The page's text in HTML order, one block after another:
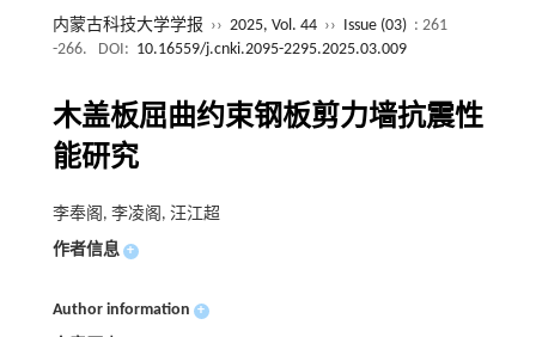
内蒙古科技大学学报 ›› 2025, Vol. 44 ›› Issue (03) : 261
-266.
DOI: 10.16559/j.cnki.2095-2295.2025.03.009
木盖板屈曲约束钢板剪力墙抗震性
能研究
李奉阁, 李凌阁, 汪江超
作者信息 +
Author information +